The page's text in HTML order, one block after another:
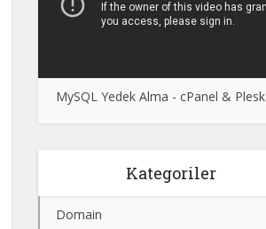
MySQL Yedek Alma - cPanel & Plesk
Kategoriler
Domain